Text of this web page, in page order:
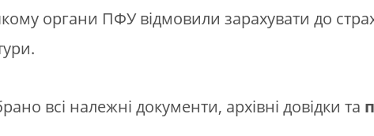
органи ПФУ відмовили зарахувати до
всі належні документи, архівні довідки та